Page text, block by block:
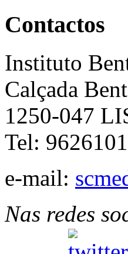
Contactos
Instituto
Calçada
1250-047
Tel:
e-mail:
Nas redes